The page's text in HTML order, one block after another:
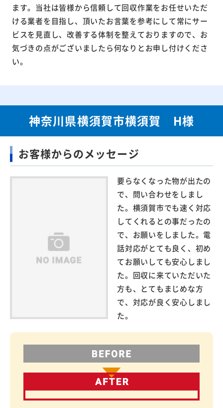
ます。当社は皆様から信頼して回収作業をお任せいただ
ける業者を目指し、頂いたお言葉を参考にして常にサー
ビスを見直し、改善する体制を整えておりますので、お
気づきの点がございましたら何なりとお申し付けくださ
い。
神奈川県横須賀市横須賀 H様
お客様からのメッセージ
要らなくなった物が出たの
で、問い合わせをしまし
た。横須賀市でも速く対応
してくれるとの事だったの
で、お願いをしました。電
話対応がとても良く、初め
てお願いしても安心しまし
た。回収に来ていただいた
方も、とてもまじめな方
で、対応が良く安心しまし
た。